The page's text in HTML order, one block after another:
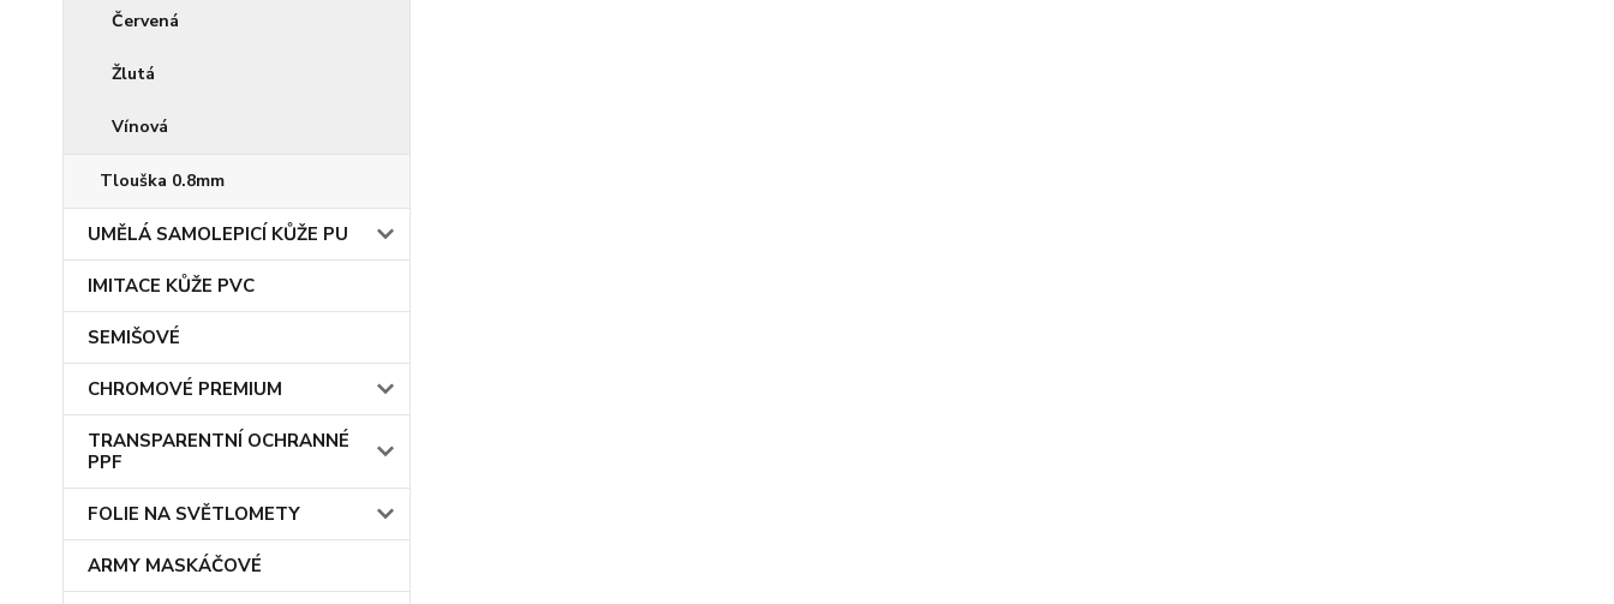
Červená
Žlutá
Vínová
Tlouška 0.8mm
UMĚLÁ SAMOLEPICÍ KŮŽE PU
IMITACE KŮŽE PVC
SEMIŠOVÉ
CHROMOVÉ PREMIUM
TRANSPARENTNÍ OCHRANNÉ
PPF
FOLIE NA SVĚTLOMETY
ARMY MASKÁČOVÉ